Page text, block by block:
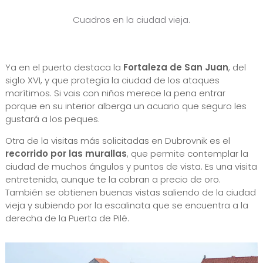
Cuadros en la ciudad vieja.
Ya en el puerto destaca la Fortaleza de San Juan, del
siglo XVI, y que protegía la ciudad de los ataques
marítimos. Si vais con niños merece la pena entrar
porque en su interior alberga un acuario que seguro les
gustará a los peques.
Otra de la visitas más solicitadas en Dubrovnik es el
recorrido por las murallas, que permite contemplar la
ciudad de muchos ángulos y puntos de vista. Es una visita
entretenida, aunque te la cobran a precio de oro.
También se obtienen buenas vistas saliendo de la ciudad
vieja y subiendo por la escalinata que se encuentra a la
derecha de la Puerta de Pilé.